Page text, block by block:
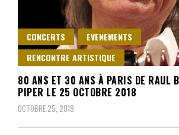
CONCERTS
EVENEMENTS
RENCONTRE ARTISTIQUE
80 ANS ET 30 ANS À PARIS DE RAUL
PIPER LE 25 OCTOBRE 2018
OCTOBRE 25, 2018